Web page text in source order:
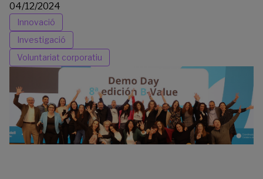
04/12/2024
Innovació
Investigació
Voluntariat corporatiu